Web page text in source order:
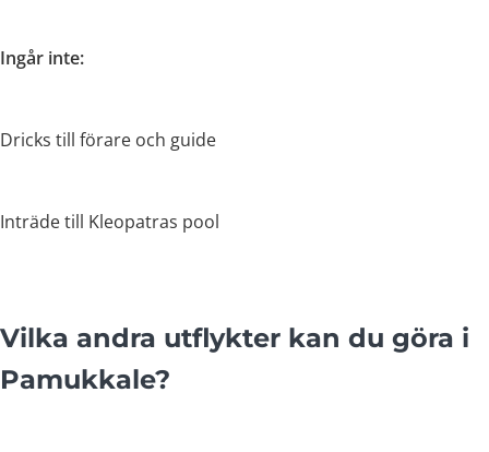
Ingår inte:
Dricks till förare och guide
Inträde till Kleopatras pool
Vilka andra utflykter kan du göra i
Pamukkale?